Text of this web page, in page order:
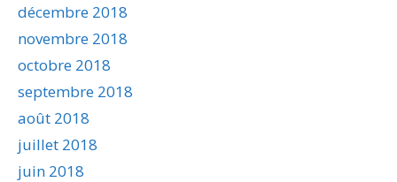
décembre 2018
novembre 2018
octobre 2018
septembre 2018
août 2018
juillet 2018
juin 2018